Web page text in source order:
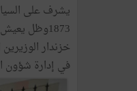
يشرف على
خزندار
في إدارة شؤون